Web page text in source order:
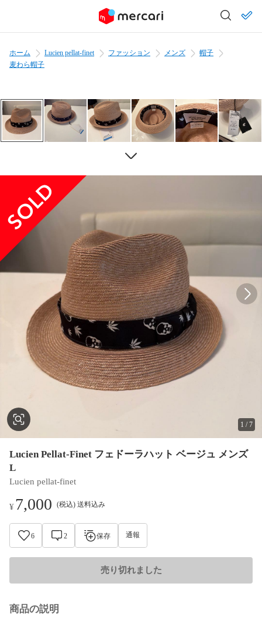
ホーム Lucien pellat-finet ファッション メンズ
帽子
麦わら帽子
1 /7
Lucien Pellat-Finet フェドーラハット ベージュ メンズ
L
Lucien pellat-finet
¥7,000 (税込) 送料込み
6 2 保存 通報
売り切れました
商品の説明